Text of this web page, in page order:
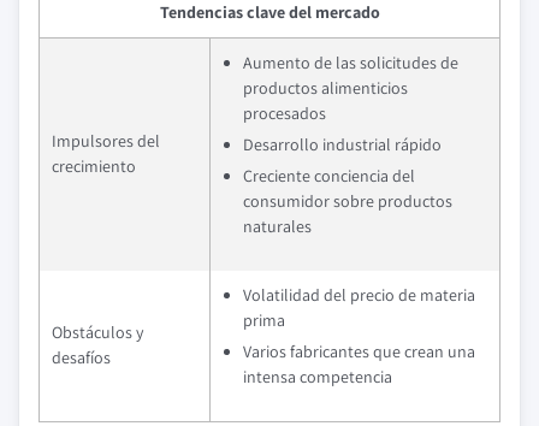
Tendencias clave del mercado
Impulsores del
crecimiento
Aumento de las solicitudes de
productos alimenticios
procesados
Desarrollo industrial rápido
Creciente conciencia del
consumidor sobre productos
naturales
Obstáculos y
desafíos
Volatilidad del precio de materia
prima
Varios fabricantes que crean una
intensa competencia